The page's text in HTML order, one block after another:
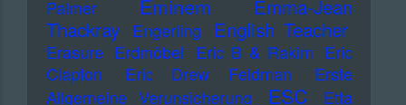
Palmer
Eminem
Emma-Jean
Thackray
Engerling English Teacher
Erasure Erdmöbel Eric B & Rakim Eric
Clapton
Eric Drew Feldman
Erste
Allgemeine Verunsicherung
ESC
Etta